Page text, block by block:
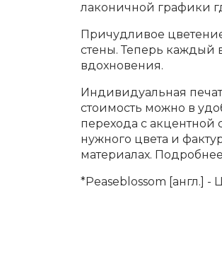
лаконичной графики
Причудливое
стены. Теперь каждый
вдохновения.
Индивидуальная
стоимость можно в
перехода с
нужного цвета и
материалах.
*Peaseblossom [англ.]